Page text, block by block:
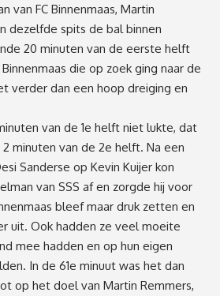
van FC Binnenmaas, Martin
dezelfde spits de bal binnen
20 minuten van de eerste helft
die op zoek ging naar de
verder dan een hoop dreiging en
van de 1e helft niet lukte, dat
minuten van de 2e helft. Na een
Sanderse op Kevin Kuijer kon
van SSS af en zorgde hij voor
bleef maar druk zetten en
uit. Ook hadden ze veel moeite
mee hadden en op hun eigen
In de 61e minuut was het dan
op het doel van Martin Remmers,